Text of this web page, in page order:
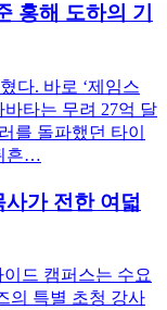
홍해 도하의 기
다. 바로 ‘제임스
바타는 무려 27억 달
를 돌파했던 타이
흔…
가 전한 여덟
드 캠퍼스는 수요
의 특별 초청 강사